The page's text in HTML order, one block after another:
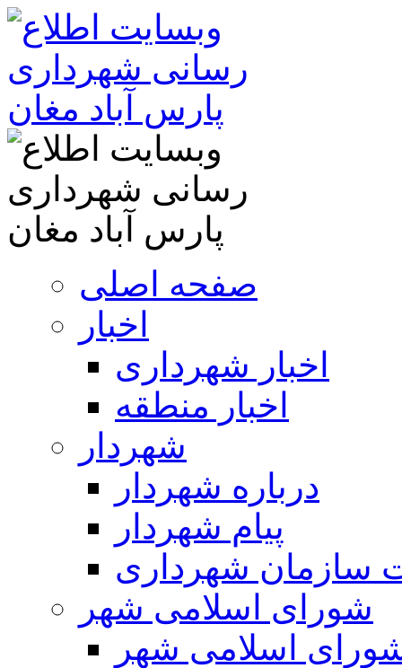
صفحه اصلی
اخبار
اخبار شهرداری
اخبار منطقه
شهردار
درباره شهردار
پیام شهردار
سازمان شهرداری
شورای اسلامی شهر
اسلامی شهر